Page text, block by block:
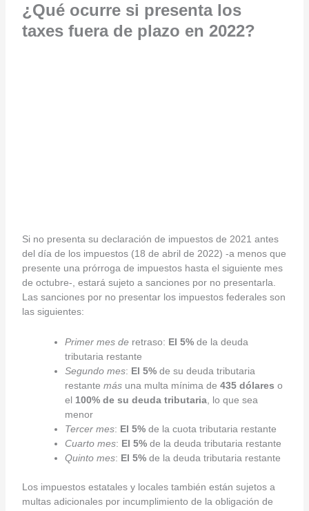
¿Qué ocurre si presenta los
taxes fuera de plazo en 2022?
Si no presenta su declaración de impuestos de 2021 antes
del día de los impuestos (18 de abril de 2022) -a menos que
presente una prórroga de impuestos hasta el siguiente mes
de octubre-, estará sujeto a sanciones por no presentarla.
Las sanciones por no presentar los impuestos federales son
las siguientes:
Primer mes de retraso: El 5% de la deuda
tributaria restante
Segundo mes: El 5% de su deuda tributaria
restante más una multa mínima de 435 dólares o
el 100% de su deuda tributaria, lo que sea
menor
Tercer mes: El 5% de la cuota tributaria restante
Cuarto mes: El 5% de la deuda tributaria restante
Quinto mes: El 5% de la deuda tributaria restante
Los impuestos estatales y locales también están sujetos a
multas adicionales por incumplimiento de la obligación de